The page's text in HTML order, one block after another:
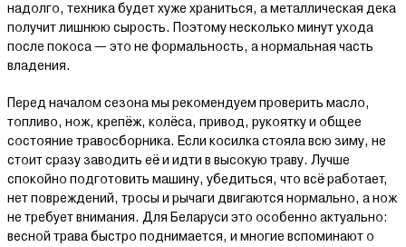
надолго, техника будет хуже храниться, а металлическая дека
получит лишнюю сырость. Поэтому несколько минут ухода
после покоса — это не формальность, а нормальная часть
владения.
Перед началом сезона мы рекомендуем проверить масло,
топливо, нож, крепёж, колёса, привод, рукоятку и общее
состояние травосборника. Если косилка стояла всю зиму, не
стоит сразу заводить её и идти в высокую траву. Лучше
спокойно подготовить машину, убедиться, что всё работает,
нет повреждений, тросы и рычаги двигаются нормально, а нож
не требует внимания. Для Беларуси это особенно актуально:
весной трава быстро поднимается, и многие вспоминают о